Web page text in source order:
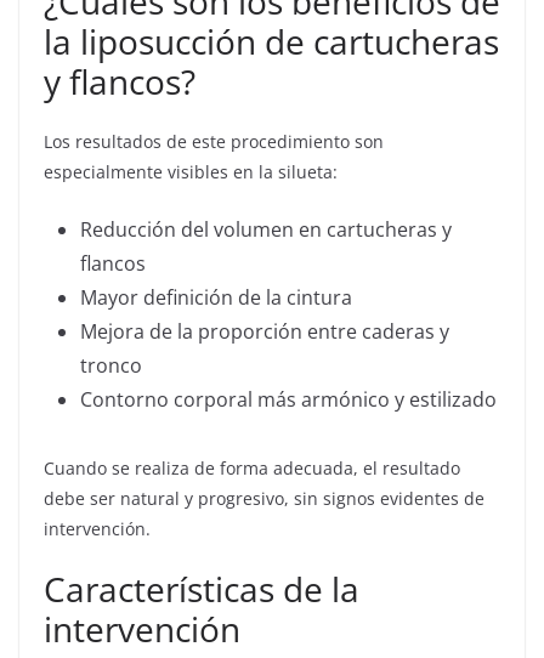
la liposucción de cartucheras
y flancos?
Los resultados de este procedimiento son
especialmente visibles en la silueta:
Reducción del volumen en cartucheras y
flancos
Mayor definición de la cintura
Mejora de la proporción entre caderas y
tronco
Contorno corporal más armónico y estilizado
Cuando se realiza de forma adecuada, el resultado
debe ser natural y progresivo, sin signos evidentes de
intervención.
Características de la
intervención